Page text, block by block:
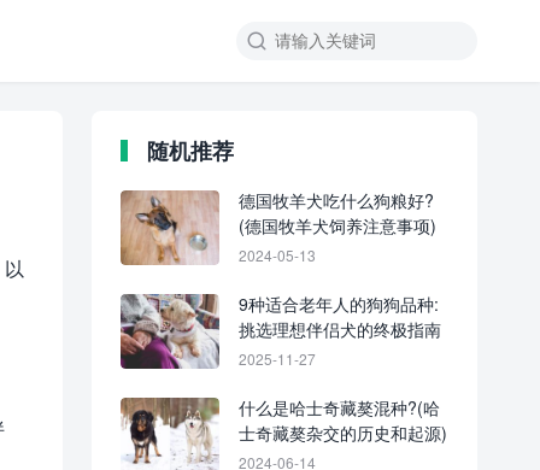
随机推荐
德国牧羊犬吃什么狗粮好?
(德国牧羊犬饲养注意事项)
2024-05-13
9种适合老年人的狗狗品种:
挑选理想伴侣犬的终极指南
2025-11-27
什么是哈士奇藏獒混种?(哈
士奇藏獒杂交的历史和起源)
2024-06-14